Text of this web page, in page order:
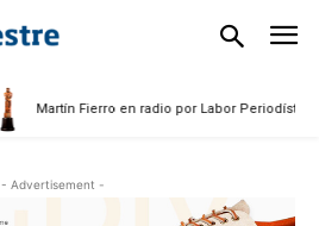
Martín Fierro en radio por Labor Periodística
- Advertisement -